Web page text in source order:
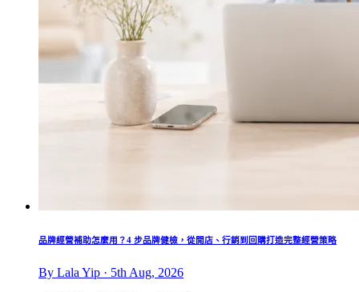
品牌經營補助怎麼用？4 步品牌健檢，從開店、行銷到回購打造完整經營策略
By Lala Yip · 5th Aug, 2026